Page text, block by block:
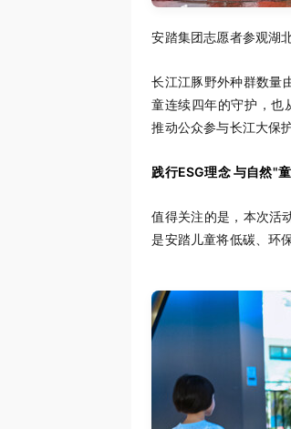
安踏集团志愿者参观湖
长江江豚野外种群数量
童连续四年的守护，也
推动公众参与长江大保护
践行ESG理念 与自然"
值得关注的是，本次活
是安踏儿童将低碳、环